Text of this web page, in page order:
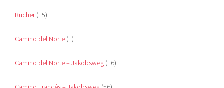
Bücher(15)
Camino del Norte (1)
Camino del Norte – Jakobsweg (16)